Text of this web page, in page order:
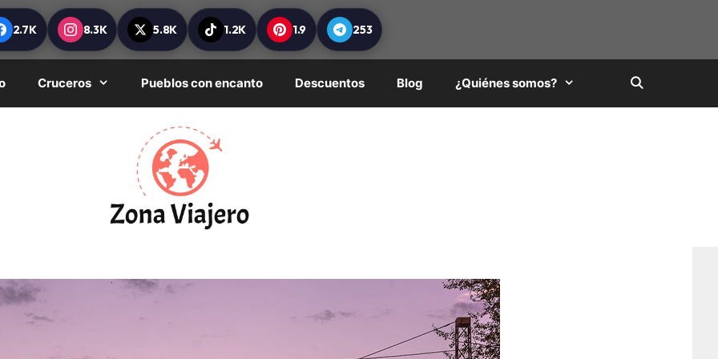
2.7K 8.3K 5.8K 1.2K 1.9 253
Cruceros Pueblos con encanto Descuentos Blog ¿Quiénes somos?